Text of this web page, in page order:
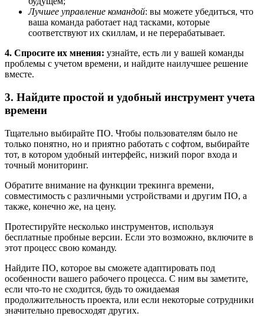
Лучшее управление командой: вы можете убедиться, что
ваша команда работает над тасками, которые
соответствуют их скиллам, и не перерабатывает.
4. Спросите их мнения: узнайте, есть ли у вашей команды
проблемы с учетом времени, и найдите наилучшее решение
вместе.
3. Найдите простой и удобный инструмент учета
времени
Тщательно выбирайте ПО. Чтобы пользователям было не
только понятно, но и приятно работать с софтом, выбирайте
тот, в котором удобный интерфейс, низкий порог входа и
точный мониторинг.
Обратите внимание на функции трекинга времени,
совместимость с различными устройствами и другим ПО, а
также, конечно же, на цену.
Протестируйте несколько инструментов, используя
бесплатные пробные версии. Если это возможно, включите в
этот процесс свою команду.
Найдите ПО, которое вы сможете адаптировать под
особенности вашего рабочего процесса. С ним вы заметите,
если что-то не сходится, будь то ожидаемая
продолжительность проекта, или если некоторые сотрудники
значительно превосходят других.